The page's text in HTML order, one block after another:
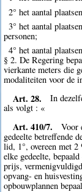
2° het aantal
3° het aantal
personen;
4° het aantal
§ 2. De Regering
vierkante meters die
modaliteiten voor de
Art. 28.
In
als volgt : «
Art. 410/7.
Voor
gedeelte betreffende
lid, 1°, overeen met
elke gedeelte,
prijs,
opvang- en
opbouwplannen